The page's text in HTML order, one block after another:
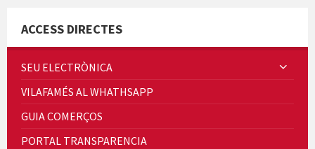
Cicle de Cine i Dones rurals
Concerts al Museu
ACCESS DIRECTES
SEU ELECTRÒNICA
VILAFAMÉS AL WHATHSAPP
GUIA COMERÇOS
PORTAL TRANSPARENCIA